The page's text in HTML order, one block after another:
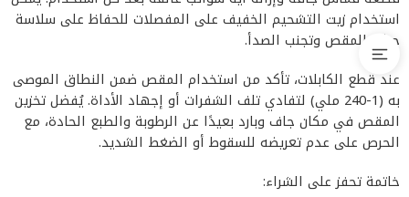
استخدام زيت التشحيم الخفيف على المفصلات للحفاظ على سلاسة
حركة المقص وتجنب الصدأ.
عند قطع الكابلات، تأكد من استخدام المقص ضمن النطاق الموصى
به (1-240 ملي) لتفادي تلف الشفرات أو إجهاد الأداة. يُفضل تخزين
المقص في مكان جاف وبارد بعيدًا عن الرطوبة والطبع الحادة، مع
الحرص على عدم تعريضه للسقوط أو الضغط الشديد.
خاتمة تحفز على الشراء: